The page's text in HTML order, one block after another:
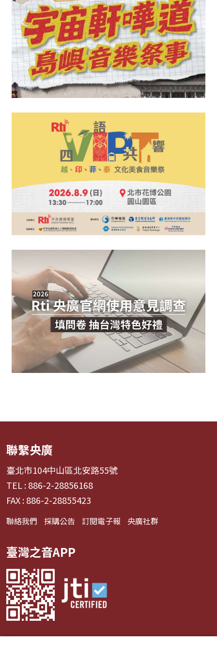
聯繫央廣
臺北市104中山區北安路55號
TEL : 886-2-28856168
FAX : 886-2-28855423
聯絡我們 採購公告 訂閱電子報 央廣社群
臺灣之音APP